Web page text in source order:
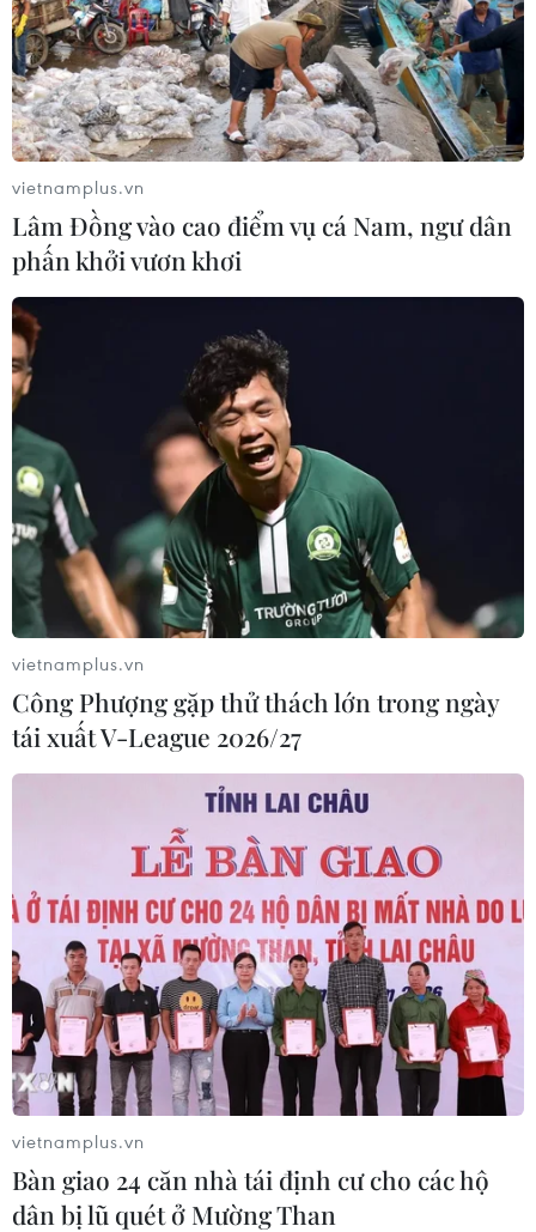
vietnamplus.vn
Lâm Đồng vào cao điểm vụ cá Nam, ngư dân
phấn khởi vươn khơi
vietnamplus.vn
Công Phượng gặp thử thách lớn trong ngày
tái xuất V-League 2026/27
vietnamplus.vn
Bàn giao 24 căn nhà tái định cư cho các hộ
dân bị lũ quét ở Mường Than